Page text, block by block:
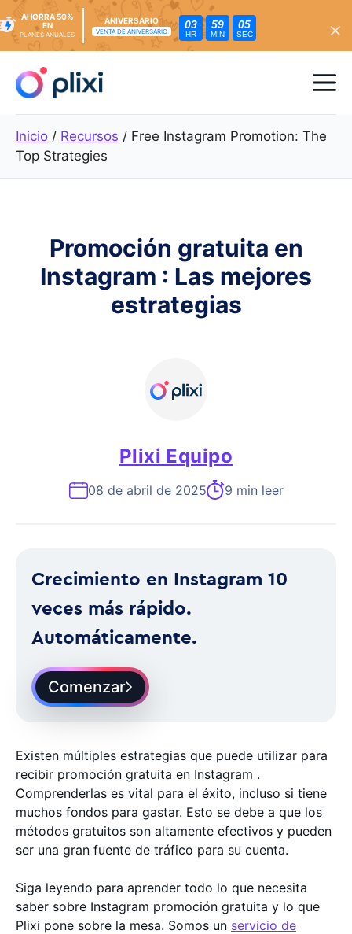
contenido
AHORRA 50%
EN
PLANES ANUALES
ANIVERSARIO
VENTA DE ANIVERSARIO
03
HR
59
MIN
03
SEC
Inicio / Recursos / Free Instagram Promotion: The
Top Strategies
Promoción gratuita en
Instagram : Las mejores
estrategias
Plixi Equipo
08 de abril de 2025 9 min leer
Crecimiento en Instagram 10
veces más rápido.
Automáticamente.
Comenzar
Existen múltiples estrategias que puede utilizar para
recibir promoción gratuita en Instagram .
Comprenderlas es vital para el éxito, incluso si tiene
muchos fondos para gastar. Esto se debe a que los
métodos gratuitos son altamente efectivos y pueden
ser una gran fuente de tráfico para su cuenta.
Siga leyendo para aprender todo lo que necesita
saber sobre Instagram promoción gratuita y lo que
Plixi pone sobre la mesa. Somos un servicio de